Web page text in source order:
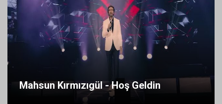
Mahsun Kırmızıgül - Hoş Geldin